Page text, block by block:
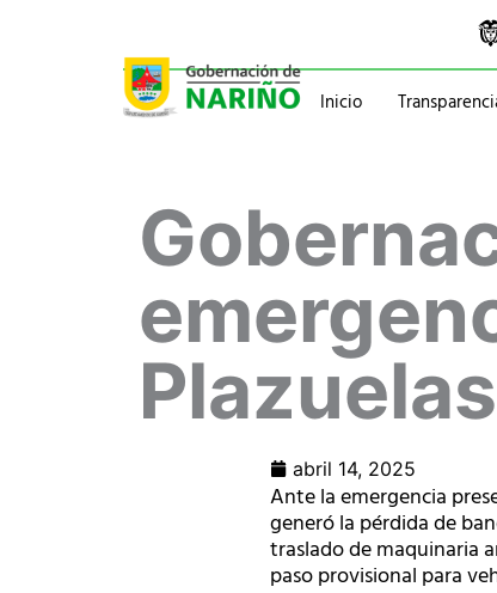
contenido
Inicio
Normatividad
Información
abril 14, 2025
Ante la emergencia
generó la pérdida de
traslado de maquinaria
paso provisional para